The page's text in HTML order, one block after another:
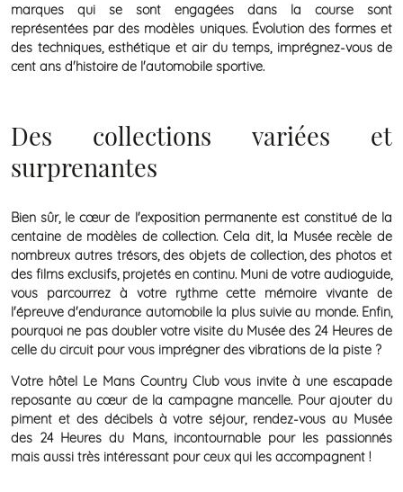
marques qui se sont engagées dans la course sont
représentées par des modèles uniques. Évolution des formes et
des techniques, esthétique et air du temps, imprégnez-vous de
cent ans d'histoire de l'automobile sportive.
Des collections variées et
surprenantes
Bien sûr, le cœur de l'exposition permanente est constitué de la
centaine de modèles de collection. Cela dit, la Musée recèle de
nombreux autres trésors, des objets de collection, des photos et
des films exclusifs, projetés en continu. Muni de votre audioguide,
vous parcourrez à votre rythme cette mémoire vivante de
l'épreuve d'endurance automobile la plus suivie au monde. Enfin,
pourquoi ne pas doubler votre visite du Musée des 24 Heures de
celle du circuit pour vous imprégner des vibrations de la piste ?
Votre hôtel Le Mans Country Club vous invite à une escapade
reposante au cœur de la campagne mancelle. Pour ajouter du
piment et des décibels à votre séjour, rendez-vous au Musée
des 24 Heures du Mans, incontournable pour les passionnés
mais aussi très intéressant pour ceux qui les accompagnent !